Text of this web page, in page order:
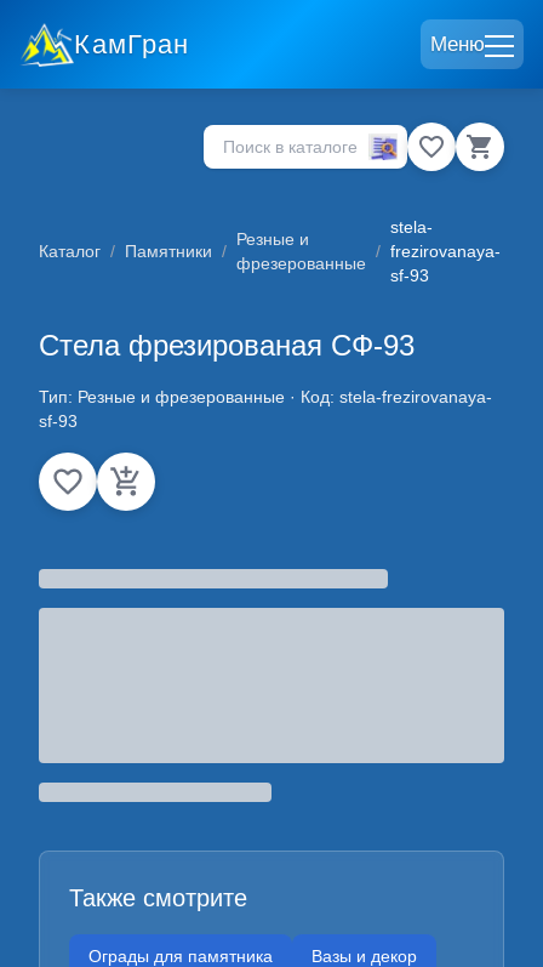
КамГран Меню
Каталог / Памятники /
Резные и
фрезерованные
/
stela-
frezirovanaya-
sf-93
Стела фрезированая СФ-93
Тип: Резные и фрезерованные · Код: stela-frezirovanaya-
sf-93
Также смотрите
Ограды для памятника Вазы и декор